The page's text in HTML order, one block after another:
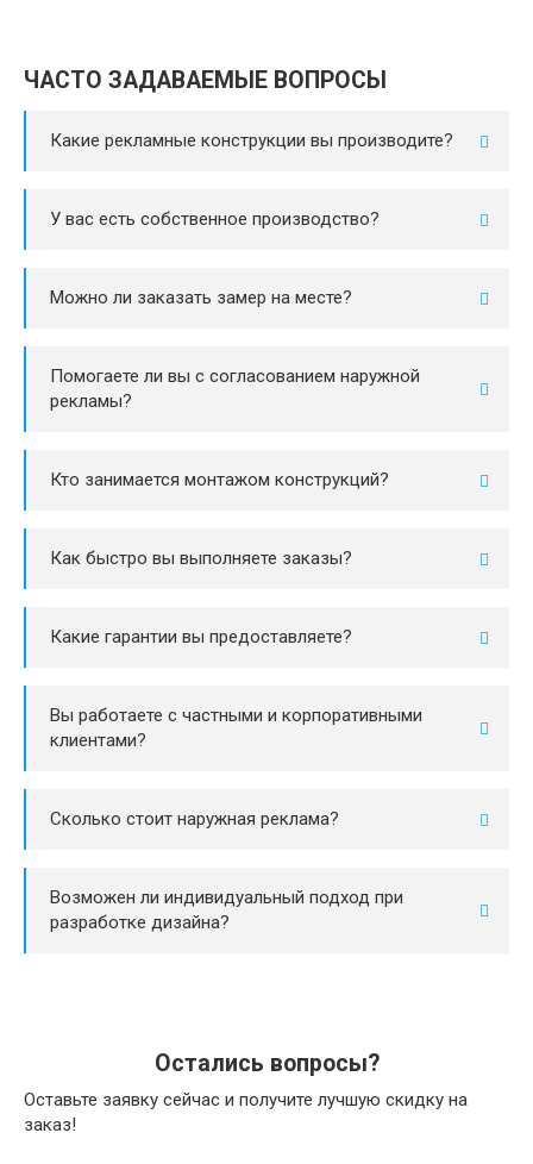
ЧАСТО ЗАДАВАЕМЫЕ ВОПРОСЫ
Какие рекламные конструкции вы производите?
У вас есть собственное производство?
Можно ли заказать замер на месте?
Помогаете ли вы с согласованием наружной
рекламы?
Кто занимается монтажом конструкций?
Как быстро вы выполняете заказы?
Какие гарантии вы предоставляете?
Вы работаете с частными и корпоративными
клиентами?
Сколько стоит наружная реклама?
Возможен ли индивидуальный подход при
разработке дизайна?
Остались вопросы?
Оставьте заявку сейчас и получите лучшую скидку на
заказ!